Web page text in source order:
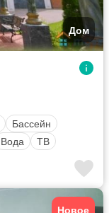
Дом
Бассейн
Вода
ТВ
Новое